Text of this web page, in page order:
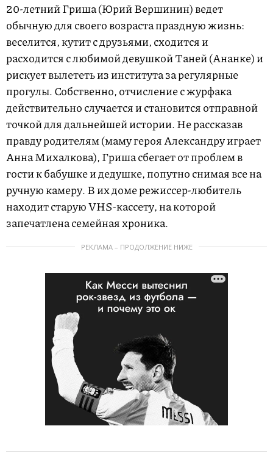
20-летний Гриша (Юрий Вершинин) ведет
обычную для своего возраста праздную жизнь:
веселится, кутит с друзьями, сходится и
расходится с любимой девушкой Таней (Ананке) и
рискует вылететь из института за регулярные
прогулы. Собственно, отчисление с журфака
действительно случается и становится отправной
точкой для дальнейшей истории. Не рассказав
правду родителям (маму героя Александру играет
Анна Михалкова), Гриша сбегает от проблем в
гости к бабушке и дедушке, попутно снимая все на
ручную камеру. В их доме режиссер-любитель
находит старую VHS-кассету, на которой
запечатлена семейная хроника.
РЕКЛАМА – ПРОДОЛЖЕНИЕ НИЖЕ